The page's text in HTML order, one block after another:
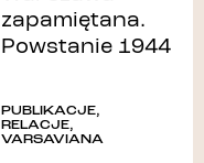
zapamiętana.
Powstanie 1944
PUBLIKACJE,
RELACJE,
VARSAVIANA